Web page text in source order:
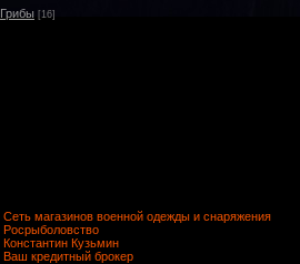
Грибы [16]
Сеть магазинов военной одежды и снаряжения
Росрыболовство
Константин Кузьмин
Ваш кредитный брокер